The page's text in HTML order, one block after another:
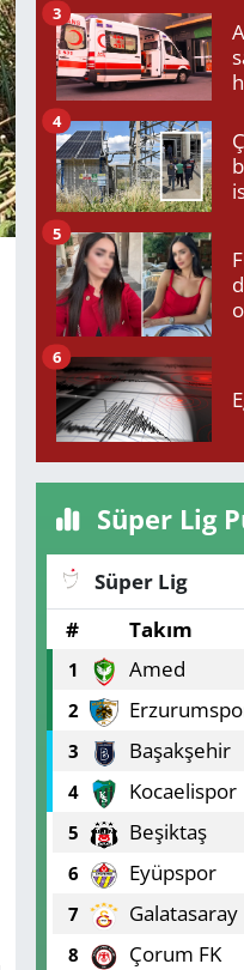
3
4
5
6
Süper Lig
Süper Lig
#
Takım
1 Amed
2
3 Başakşehir
4 Kocaelispor
5 Beşiktaş
6 Eyüpspor
7 Galatasaray
8 Çorum FK